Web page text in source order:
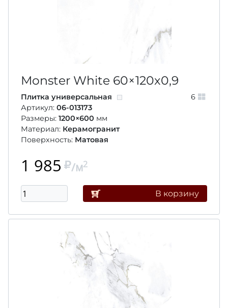
Monster White 60×120x0,9
Плитка универсальная
6
Артикул: 06-013173
Размеры: 1200×600 мм
Материал: Керамогранит
Поверхность: Матовая
1 985 /м2
В корзину